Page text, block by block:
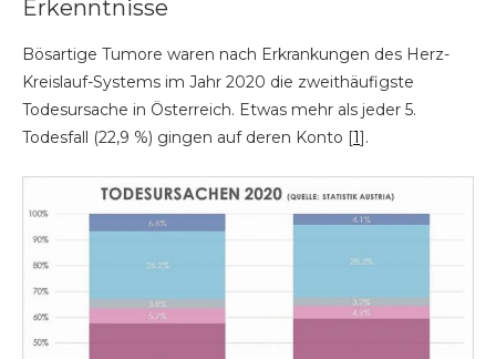
Erkenntnisse
Bösartige Tumore waren nach Erkrankungen des Herz-
Kreislauf-Systems im Jahr 2020 die zweithäufigste
Todesursache in Österreich. Etwas mehr als jeder 5.
Todesfall (22,9 %) gingen auf deren Konto [1].